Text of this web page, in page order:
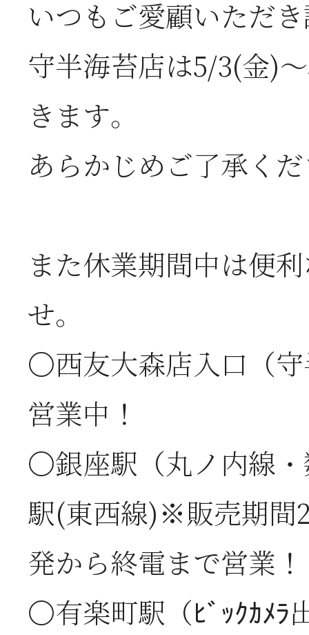
2026年07月01日
2026年06月28日
2026年06月05日
2026年06月03日
2026年05月23日
2026年05月23日
6
いつもご愛顧いただ
守半海苔店は5/3(金)
きます。
あらかじめご了承く
また休業期間中は便
せ。
〇西友大森店入口（
営業中！
〇銀座駅（丸ノ内線
駅(東西線)※販売期間
発から終電まで営業！
〇有楽町駅（ﾋﾞｯｸｶﾒ